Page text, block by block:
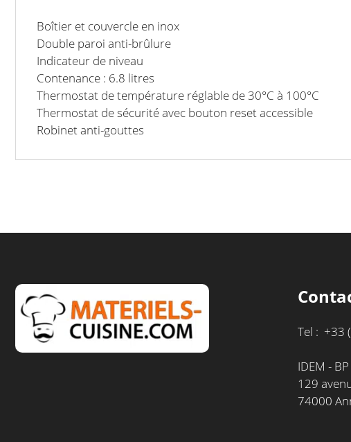
Boîtier et couvercle en inox
Double paroi anti-brûlure
Indicateur de niveau
Contenance : 6.8 litres
Thermostat de température réglable de 30°C à 100°C
Thermostat de sécurité avec bouton reset accessible
Robinet anti-gouttes
Tel : +33
IDEM -
129
74000